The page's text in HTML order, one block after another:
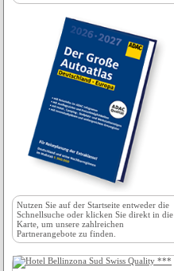
Nutzen Sie auf der Startseite entweder die
Schnellsuche oder klicken Sie direkt in die
Karte, um unsere zahlreichen
Partnerangebote zu finden.